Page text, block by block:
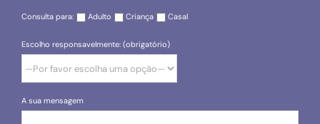
Consulta para: Adulto Criança Casal
Escolho responsavelmente: (obrigatório)
A sua mensagem